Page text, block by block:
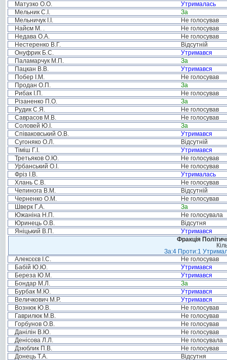
Матузко О.О.
Утрималась
Мельник С.І.
За
Мельничук І.І.
Не голосував
Найєм М. .
Не голосував
Недава О.А.
Не голосував
Нестеренко В.Г.
Відсутній
Онуфрик Б.С.
Утримався
Паламарчук М.П.
За
Пацкан В.В.
Утримався
Побер І.М.
Не голосував
Продан О.П.
За
Рибак І.П.
Не голосував
Різаненко П.О.
За
Рудик С.Я.
Не голосував
Саврасов М.В.
Не голосував
Соловей Ю.І.
За
Співаковський О.В.
Утримався
Сугоняко О.Л.
Відсутній
Тіміш Г.І.
Утримався
Третьяков О.Ю.
Не голосував
Урбанський О.І.
Не голосував
Фріз І.В.
Утрималась
Хлань С.В.
Не голосував
Чепинога В.М.
Відсутній
Черненко О.М.
Не голосував
Шверк Г.А.
За
Южаніна Н.П.
Не голосувала
Юринець О.В.
Відсутня
Яніцький В.П.
Утримався
Фракція
За:4 Проти:1
Алексєєв І.С.
Не голосував
Бабій Ю.Ю.
Утримався
Береза Ю.М.
Утримався
Бондар М.Л.
За
Бурбак М.Ю.
Утримався
Величкович М.Р.
Утримався
Вознюк Ю.В.
Не голосував
Гаврилюк М.В.
Не голосував
Горбунов О.В.
Не голосував
Данілін В.Ю.
Не голосував
Денісова Л.Л.
Не голосувала
Дзюблик П.В.
Не голосував
Донець Т.А.
Відсутня